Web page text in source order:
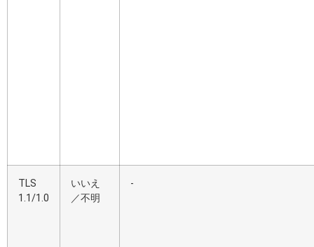
TLS
1.1/1.0
いいえ
／不明
-